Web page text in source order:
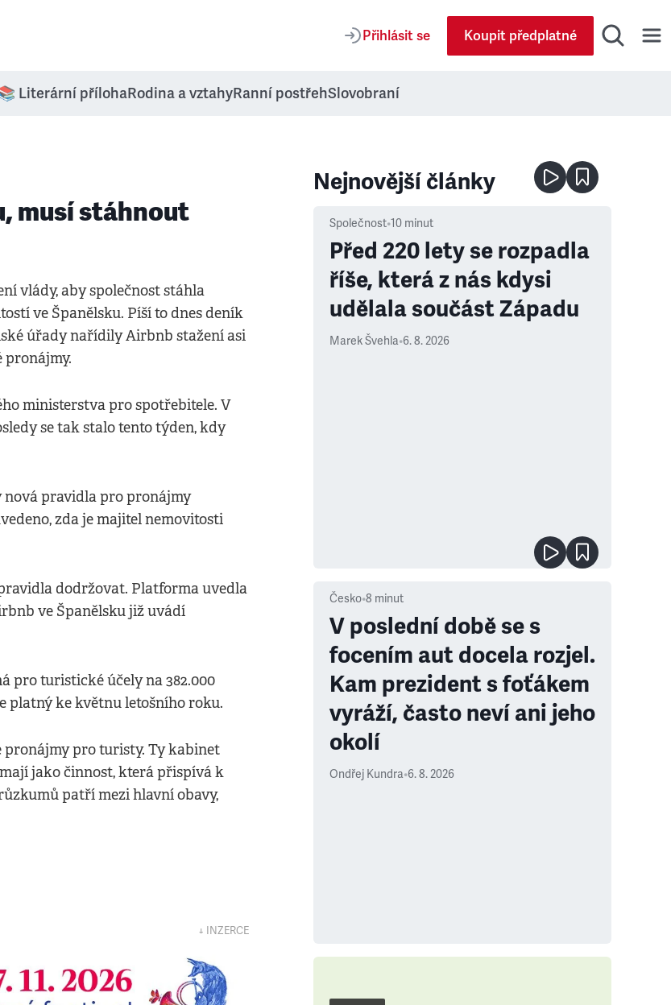
Přihlásit se Koupit předplatné
Literární přílohaRodina a vztahyRanní postřehSlovobraní
musí stáhnout
vlády, aby společnost stáhla
ve Španělsku. Píší to dnes deník
úřady nařídily Airbnb stažení asi
pronájmy.
ministerstva pro spotřebitele. V
se tak stalo tento týden, kdy
pravidla pro pronájmy
zda je majitel nemovitosti
dodržovat. Platforma uvedla
ve Španělsku již uvádí
pro turistické účely na 382.000
platný ke květnu letošního roku.
pronájmy pro turisty. Ty kabinet
jako činnost, která přispívá k
patří mezi hlavní obavy,
↓ INZERCE
Nejnovější články
Společnost•10 minut
Před 220 lety se rozpadla
říše, která z nás kdysi
udělala součást Západu
Marek Švehla•6. 8. 2026
Česko•8 minut
V poslední době se s
focením aut docela rozjel.
Kam prezident s foťákem
vyráží, často neví ani jeho
okolí
Ondřej Kundra•6. 8. 2026